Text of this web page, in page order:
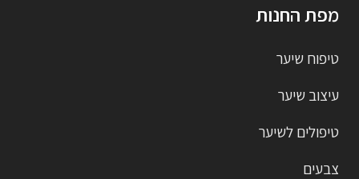
מפת החנות
טיפוח שיער
עיצוב שיער
טיפולים לשיער
צבעים